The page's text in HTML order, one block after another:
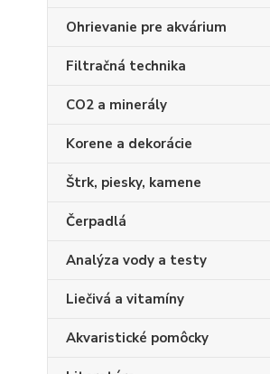
Ohrievanie pre akvárium
Filtračná technika
CO2 a minerály
Korene a dekorácie
Štrk, piesky, kamene
Čerpadlá
Analýza vody a testy
Liečivá a vitamíny
Akvaristické pomôcky